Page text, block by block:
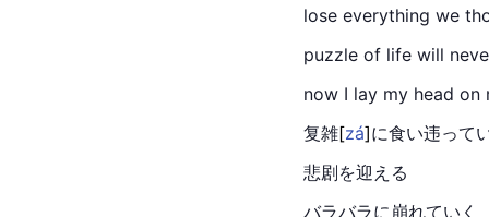
lose everything we
puzzle of life will
now I lay my head
复雑[zá]に食い违って
悲剧を迎える
バラバラに崩れていく